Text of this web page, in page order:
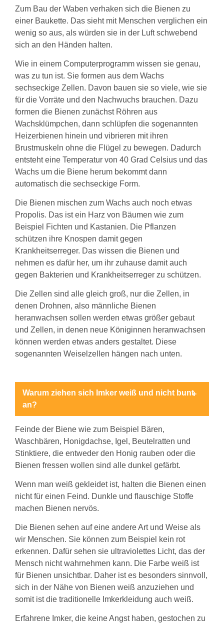
Zum Bau der Waben verhaken sich die Bienen zu
einer Baukette. Das sieht mit Menschen verglichen ein
wenig so aus, als würden sie in der Luft schwebend
sich an den Händen halten.
Wie in einem Computerprogramm wissen sie genau,
was zu tun ist. Sie formen aus dem Wachs
sechseckige Zellen. Davon bauen sie so viele, wie sie
für die Vorräte und den Nachwuchs brauchen. Dazu
formen die Bienen zunächst Röhren aus
Wachsklümpchen, dann schlüpfen die sogenannten
Heizerbienen hinein und vibrieren mit ihren
Brustmuskeln ohne die Flügel zu bewegen. Dadurch
entsteht eine Temperatur von 40 Grad Celsius und das
Wachs um die Biene herum bekommt dann
automatisch die sechseckige Form.
Die Bienen mischen zum Wachs auch noch etwas
Propolis. Das ist ein Harz von Bäumen wie zum
Beispiel Fichten und Kastanien. Die Pflanzen
schützen ihre Knospen damit gegen
Krankheitserreger. Das wissen die Bienen und
nehmen es dafür her, um ihr zuhause damit auch
gegen Bakterien und Krankheitserreger zu schützen.
Die Zellen sind alle gleich groß, nur die Zellen, in
denen Drohnen, also männliche Bienen
heranwachsen sollen werden etwas größer gebaut
und Zellen, in denen neue Königinnen heranwachsen
können werden etwas anders gestaltet. Diese
sogenannten Weiselzellen hängen nach unten.
Warum ziehen sich Imker weiß und nicht bunt
an?
Feinde der Biene wie zum Beispiel Bären,
Waschbären, Honigdachse, Igel, Beutelratten und
Stinktiere, die entweder den Honig rauben oder die
Bienen fressen wollen sind alle dunkel gefärbt.
Wenn man weiß gekleidet ist, halten die Bienen einen
nicht für einen Feind. Dunkle und flauschige Stoffe
machen Bienen nervös.
Die Bienen sehen auf eine andere Art und Weise als
wir Menschen. Sie können zum Beispiel kein rot
erkennen. Dafür sehen sie ultraviolettes Licht, das der
Mensch nicht wahrnehmen kann. Die Farbe weiß ist
für Bienen unsichtbar. Daher ist es besonders sinnvoll,
sich in der Nähe von Bienen weiß anzuziehen und
somit ist die traditionelle Imkerkleidung auch weiß.
Erfahrene Imker, die keine Angst haben, gestochen zu